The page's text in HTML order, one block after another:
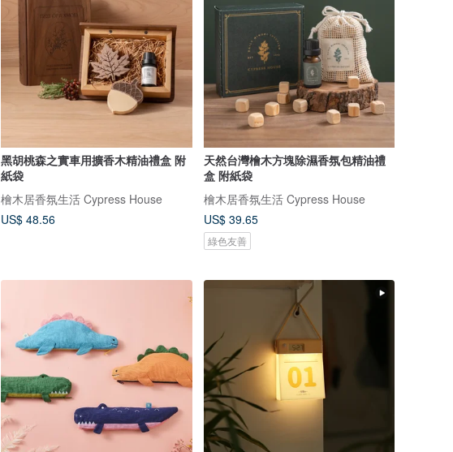
黑胡桃森之實車用擴香木精油禮盒 附
紙袋
檜木居香氛生活 Cypress House
US$ 48.56
天然台灣檜木方塊除濕香氛包精油禮
盒 附紙袋
檜木居香氛生活 Cypress House
US$ 39.65
綠色友善